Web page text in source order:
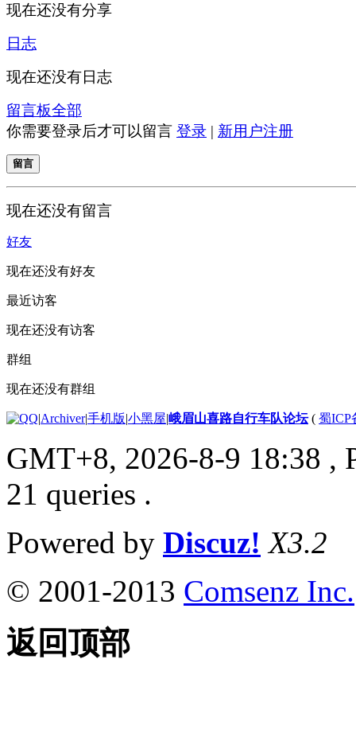
现在还没有分享
日志
现在还没有日志
留言板全部
你需要登录后才可以留言 登录 | 新用户注册
留言
现在还没有留言
好友
现在还没有好友
最近访客
现在还没有访客
群组
现在还没有群组
|Archiver|手机版|小黑屋|峨眉山喜路自行车队论坛( 蜀ICP
GMT+8, 2026-8-9 18:38 ,
21 queries .
Powered by Discuz! X3.2
© 2001-2013 Comsenz Inc.
返回顶部